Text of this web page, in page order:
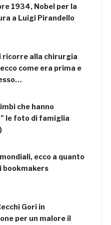
1934, Nobel per la
a Luigi Pirandello
ricorre alla chirurgia
come era prima e
che hanno
le foto di famiglia
ecco a quanto
bookmakers
Gori in
per un malore il